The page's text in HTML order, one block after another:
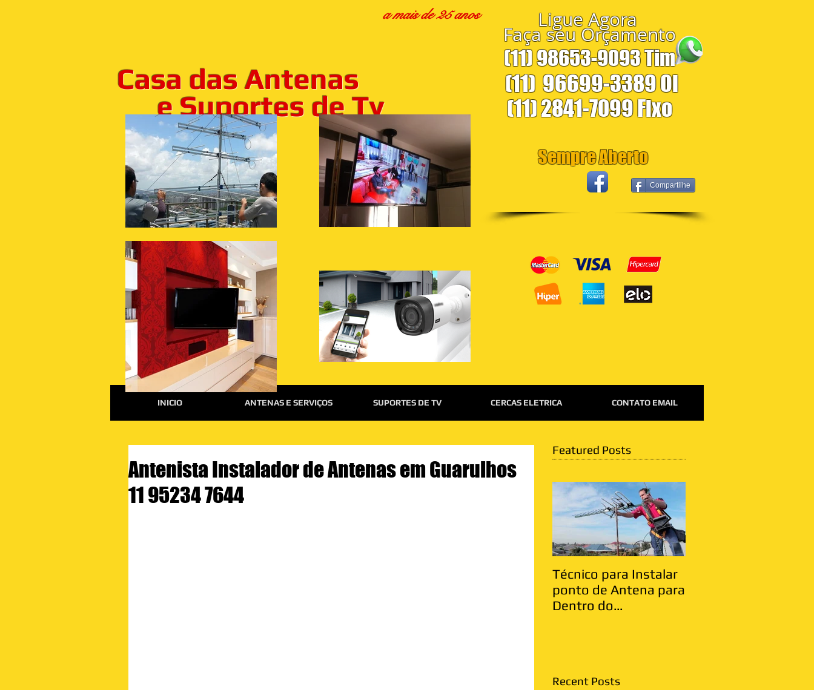
Casa das Antenas
e Suportes de Tv
a mais de 25 anos Ligue Agora
Faça seu Orçamento
(11) 98653-9093 Tim
(11) 96699-3389 Oi
(11) 2841-7099 Fixo
Sempre Aberto
Compartilhe
INICIO ANTENAS E SERVIÇOS SUPORTES DE TV CERCAS ELETRICA CONTATO EMAIL
Antenista Instalador de Antenas em Guarulhos
11 95234 7644
Featured Posts
Técnico para Instalar
ponto de Antena para
Dentro do
Recent Posts